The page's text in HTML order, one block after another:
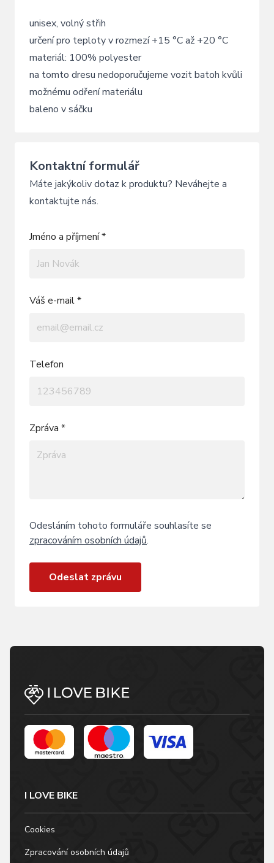
unisex, volný střih
určení pro teploty v rozmezí +15 °C až +20 °C
materiál: 100% polyester
na tomto dresu nedoporučujeme vozit batoh kvůli
možnému odření materiálu
baleno v sáčku
Kontaktní formulář
Máte jakýkoliv dotaz k produktu? Neváhejte a
kontaktujte nás.
Jméno a příjmení *
Váš e-mail *
Telefon
Zpráva *
Odesláním tohoto formuláře souhlasíte se
zpracováním osobních údajů.
Odeslat zprávu
I LOVE BIKE
Cookies
Zpracování osobních údajů